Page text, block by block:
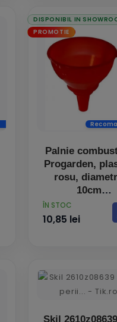
DISPONIBIL IN
PROMOTIE
Palnie
Progarden,
rosu,
10cm
PRET
ÎN STOC
10,85 lei
Skil